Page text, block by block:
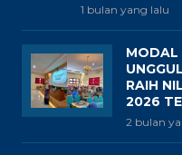
1 bulan yang lalu
MODAL
RAIH
2026
2 bulan